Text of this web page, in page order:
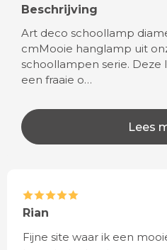
Beschrijving
Art deco schoollamp
cmMooie hanglamp uit
schoollampen serie. Deze
een fraaie o…
Lees
Rian
Fijne site waar ik een